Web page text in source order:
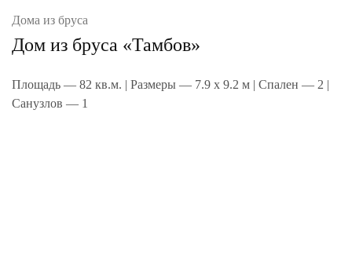
Дома из бруса
Дом из бруса «Тамбов»
Площадь — 82 кв.м. | Размеры — 7.9 x 9.2 м | Спален — 2 |
Санузлов — 1